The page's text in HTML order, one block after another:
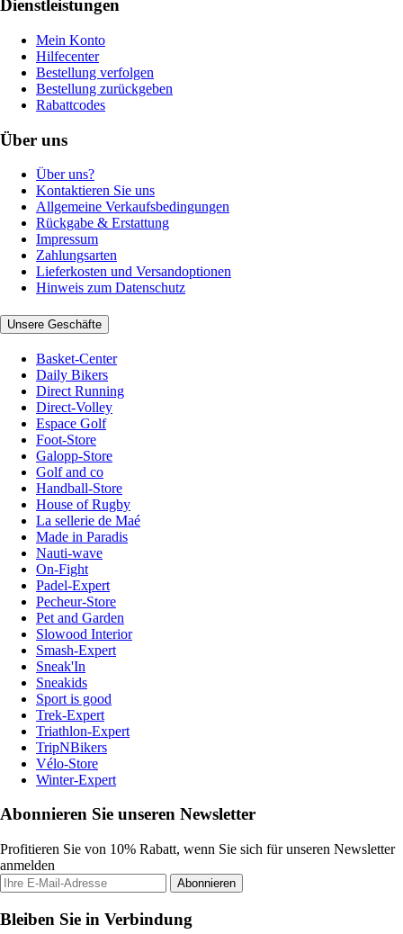
Dienstleistungen
Mein Konto
Hilfecenter
Bestellung verfolgen
Bestellung zurückgeben
Rabattcodes
Über uns
Über uns?
Kontaktieren Sie uns
Allgemeine Verkaufsbedingungen
Rückgabe & Erstattung
Impressum
Zahlungsarten
Lieferkosten und Versandoptionen
Hinweis zum Datenschutz
Unsere Geschäfte
Basket-Center
Daily Bikers
Direct Running
Direct-Volley
Espace Golf
Foot-Store
Galopp-Store
Golf and co
Handball-Store
House of Rugby
La sellerie de Maé
Made in Paradis
Nauti-wave
On-Fight
Padel-Expert
Pecheur-Store
Pet and Garden
Slowood Interior
Smash-Expert
Sneak'In
Sneakids
Sport is good
Trek-Expert
Triathlon-Expert
TripNBikers
Vélo-Store
Winter-Expert
Abonnieren Sie unseren Newsletter
Profitieren Sie von 10% Rabatt, wenn Sie sich für unseren Newsletter
anmelden
Abonnieren
Bleiben Sie in Verbindung